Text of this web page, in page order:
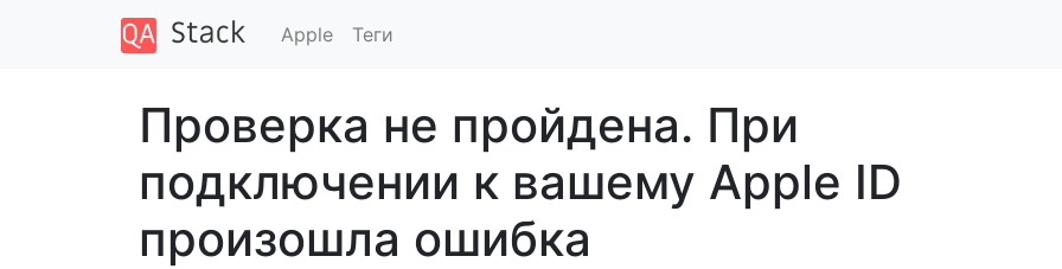
Apple Теги
Проверка не пройдена. При
подключении к вашему Apple ID
произошла ошибка